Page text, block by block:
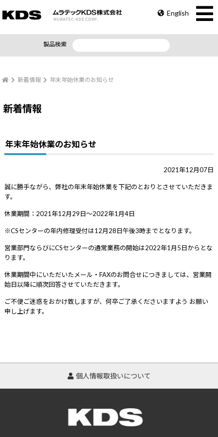
English
製品検索
新着情報 年末年始休業のお知らせ
新着情報
年末年始休業のお知らせ
2021年12月07日
誠に勝手ながら、弊社の年末年始休業を下記のとおりとさせていただきま
す。
休業期間：2021年12月29日～2022年1月4日
※CSセンターの年内修理受付は12月28日午後3時までとなります。
営業部門ならびにCSセンターの通常業務の開始は2022年1月5日からとな
ります。
休業期間中にいただいたメール・FAXのお問合せにつきましては、営業開
始日以降に順次回答させていただきます。
ご不便ご迷惑をおかけ致しますが、何卒ご了承くださいますよう お願い
申し上げます。
個人情報取扱いについて